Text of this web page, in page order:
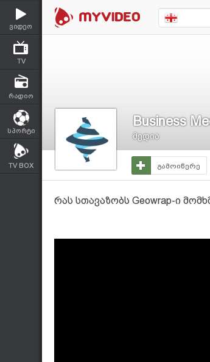
ვიდეო
TV
რადიო
სპორტი
TV BOX
Business
მედია
გამოიწერე
რას სთავაზობს Geowrap-ი